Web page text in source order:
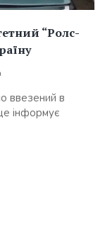
“Ролс-
ввезений в
інформує